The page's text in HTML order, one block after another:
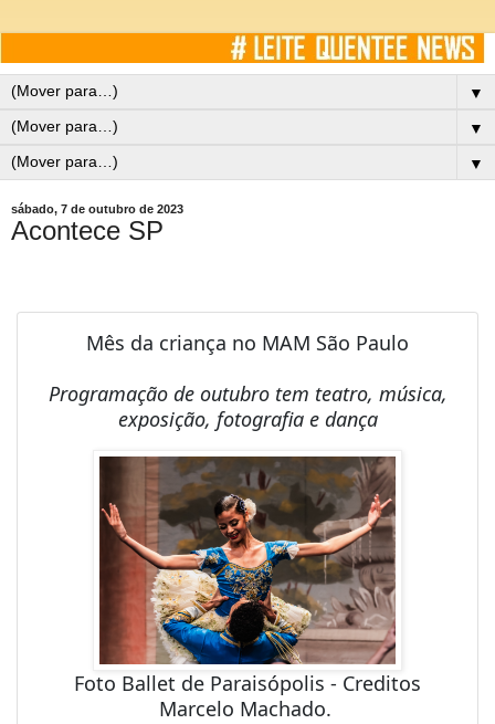
▼
▼
▼
sábado, 7 de outubro de 2023
Acontece SP
Mês da criança no MAM São Paulo
Programação de outubro tem teatro, música,
exposição, fotografia e dança
Foto Ballet de Paraisópolis - Creditos
Marcelo Machado.